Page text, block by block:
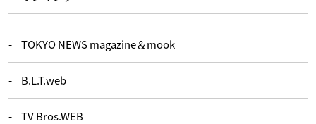
TOKYO NEWS magazine＆mook
B.L.T.web
TV Bros.WEB